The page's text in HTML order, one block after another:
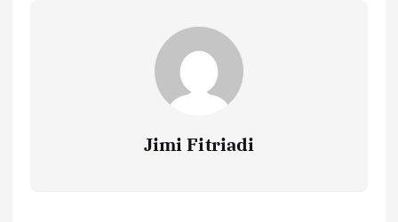
Jimi Fitriadi